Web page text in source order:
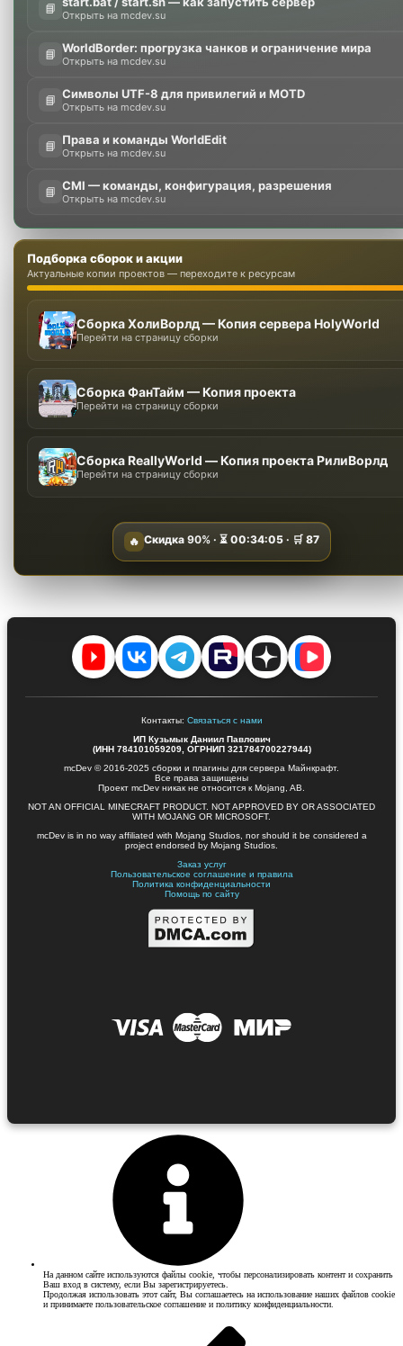
📘 Открыть на mcdev.su
📘 WorldBorder: прогрузка чанков и ограничение мира
Открыть на mcdev.su
📘 Символы UTF-8 для привилегий и MOTD
Открыть на mcdev.su
📘 Права и команды WorldEdit
Открыть на mcdev.su
📘 CMI — команды, конфигурация, разрешения
Открыть на mcdev.su
Подборка сборок и акции
Актуальные копии проектов — переходите к ресурсам
Сборка ХолиВорлд — Копия сервера HolyWorld
Перейти на страницу сборки
Сборка ФанТайм — Копия проекта
Перейти на страницу сборки
Сборка ReallyWorld — Копия проекта РилиВорлд
Перейти на страницу сборки
🔥 Скидка 90%· ⏳ 00:34:04· 🛒 87
Контакты: Связаться с нами
ИП Кузьмык Даниил Павлович
(ИНН 784101059209, ОГРНИП 321784700227944)
mcDev © 2016-2025 сборки и плагины для сервера Майнкрафт.
Все права защищены
Проект mcDev никак не относится к Mojang, AB.
NOT AN OFFICIAL MINECRAFT PRODUCT. NOT APPROVED BY OR ASSOCIATED
WITH MOJANG OR MICROSOFT.
mcDev is in no way affiliated with Mojang Studios, nor should it be considered a
project endorsed by Mojang Studios.
Заказ услуг
Пользовательское соглашение и правила
Политика конфиденциальности
Помощь по сайту
На данном сайте используются файлы cookie, чтобы персонализировать контент и сохранить
Ваш вход в систему, если Вы зарегистрируетесь.
Продолжая использовать этот сайт, Вы соглашаетесь на использование наших файлов cookie
и принимаете пользовательское соглашение и политику конфиденциальности.